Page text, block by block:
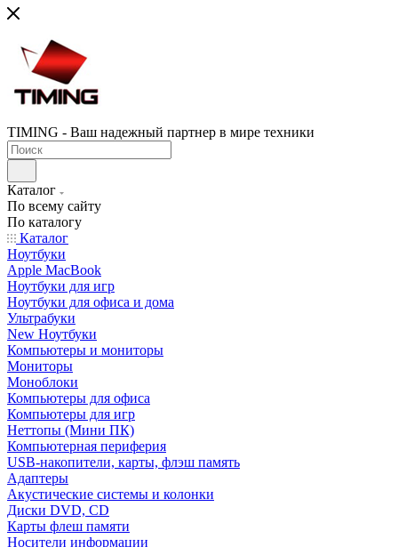
TIMING - Ваш надежный партнер в мире техники
Каталог
По всему сайту
По каталогу
Каталог
Ноутбуки
Apple MacBook
Ноутбуки для игр
Ноутбуки для офиса и дома
Ультрабуки
New Ноутбуки
Компьютеры и мониторы
Мониторы
Моноблоки
Компьютеры для офиса
Компьютеры для игр
Неттопы (Мини ПК)
Компьютерная периферия
USB-накопители, карты, флэш память
Адаптеры
Акустические системы и колонки
Диски DVD, CD
Карты флеш памяти
Носители информации